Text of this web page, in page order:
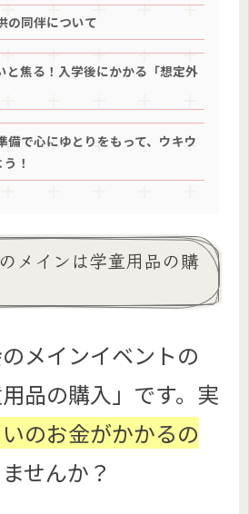
の同伴について
と焦る！入学後にかかる「想定外
備で心にゆとりをもって、ウキウ
！
メインは学童用品の購
メインイベントの
品の購入」です。実
のお金がかかるの
せんか？